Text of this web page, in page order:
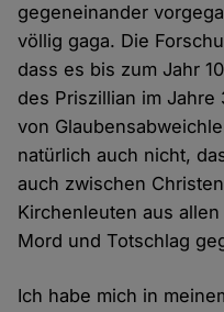
gegeneinander
völlig gaga. Die
dass es bis zum Jahr
des Priszillian im
von
natürlich auch nicht,
auch zwischen
Kirchenleuten aus
Mord und Totschlag
Ich habe mich in